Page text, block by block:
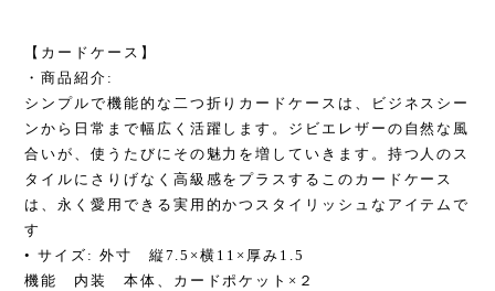
【カードケース】
・商品紹介:
シンプルで機能的な二つ折りカードケースは、ビジネスシー
ンから日常まで幅広く活躍します。ジビエレザーの自然な風
合いが、使うたびにその魅力を増していきます。持つ人のス
タイルにさりげなく高級感をプラスするこのカードケース
は、永く愛用できる実用的かつスタイリッシュなアイテムで
す
• サイズ: 外寸 縦7.5×横11×厚み1.5
機能 内装 本体、カードポケット×２